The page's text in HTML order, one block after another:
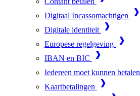
Digitaal Incassomachtigen
Digitale identiteit
Europese regelgeving
IBAN en BIC
Iedereen moet kunnen betalen
Kaartbetalingen